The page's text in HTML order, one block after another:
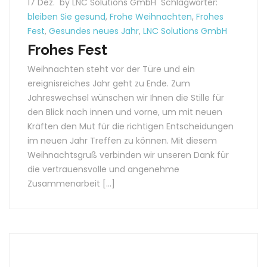
17 Dez. by LNC Solutions GmbH Schlagwörter:
bleiben Sie gesund, Frohe Weihnachten, Frohes
Fest, Gesundes neues Jahr, LNC Solutions GmbH
Frohes Fest
Weihnachten steht vor der Türe und ein
ereignisreiches Jahr geht zu Ende. Zum
Jahreswechsel wünschen wir Ihnen die Stille für
den Blick nach innen und vorne, um mit neuen
Kräften den Mut für die richtigen Entscheidungen
im neuen Jahr Treffen zu können. Mit diesem
Weihnachtsgruß verbinden wir unseren Dank für
die vertrauensvolle und angenehme
Zusammenarbeit […]